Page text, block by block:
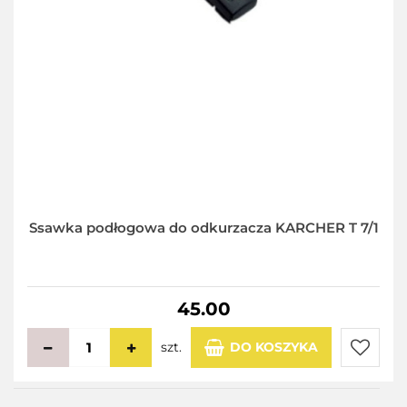
Ssawka podłogowa do odkurzacza KARCHER T 7/1
45.00
szt. DO KOSZYKA
Do